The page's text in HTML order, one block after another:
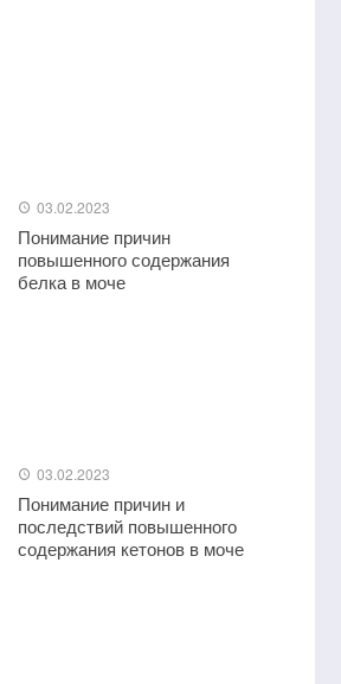
03.02.2023
Понимание причин
повышенного содержания
белка в моче
03.02.2023
Понимание причин и
последствий повышенного
содержания кетонов в моче